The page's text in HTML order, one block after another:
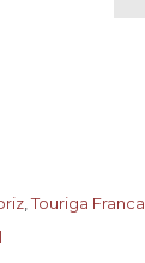
,Touriga Franca